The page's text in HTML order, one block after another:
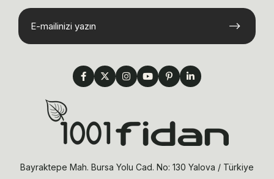
Bayraktepe Mah. Bursa Yolu Cad. No: 130 Yalova / Türkiye